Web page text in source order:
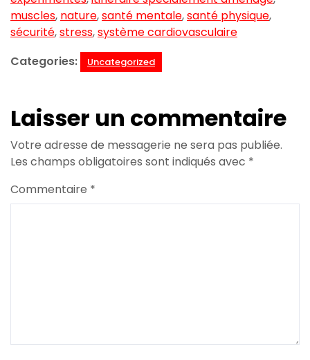
muscles, nature,santé mentale,santé physique,
sécurité,stress,système cardiovasculaire
Categories:
Uncategorized
Laisser un commentaire
Votre adresse de messagerie ne sera pas publiée.
Les champs obligatoires sont indiqués avec *
Commentaire *